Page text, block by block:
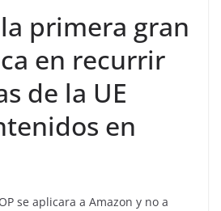
primera gran
en recurrir
de la UE
en
se aplicara a Amazon y no a